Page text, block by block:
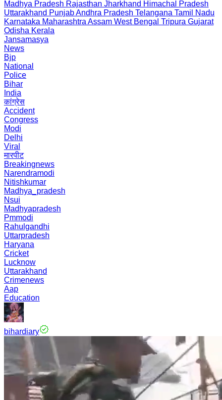
Madhya Pradesh Rajasthan Jharkhand Himachal Pradesh
Uttarakhand PunjabAndhra Pradesh Telangana Tamil Nadu
Karnataka Maharashtra Assam West Bengal Tripura Gujarat
Odisha Kerala
Jansamasya
News
Bjp
National
Police
Bihar
India
कांग्रेस
Accident
Congress
Modi
Delhi
Viral
मारपीट
Breakingnews
Narendramodi
Nitishkumar
Madhya_pradesh
Nsui
Madhyapradesh
Pmmodi
Rahulgandhi
Uttarpradesh
Haryana
Cricket
Lucknow
Uttarakhand
Crimenews
Aap
Education
bihardiary